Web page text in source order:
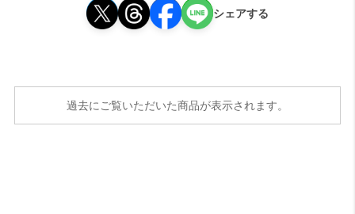
シェアする
過去にご覧いただいた商品が表示されます。